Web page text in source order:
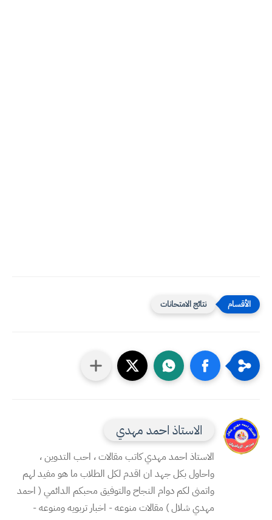
نتائج الامتحانات
الاستاذ احمد مهدي
الاستاذ احمد مهدي كاتب مقالات ، احب التدوين ،
واحاول بكل جهد ان اقدم لكل الطلاب ما هو مفيد لهم
واتمنى لكم دوام النجاح والتوفيق محبكم الدائمي ( احمد
مهدي شلال ) مقالات منوعه - اخبار تربويه ومنوعه -